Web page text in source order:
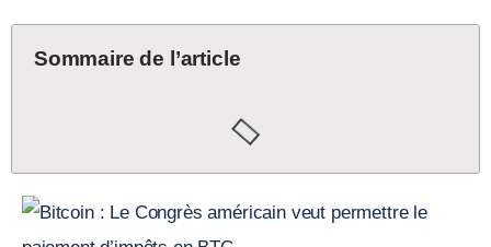
Sommaire de l’article